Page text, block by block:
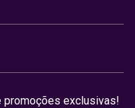
promoções exclusivas!